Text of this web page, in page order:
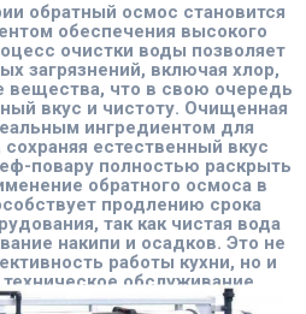
обратный осмос становится
обеспечения высокого
очистки воды позволяет
загрязнений, включая хлор,
вещества, что в свою очередь
вкус и чистоту. Очищенная
ингредиентом для
естественный вкус
повару полностью раскрыть
обратного осмоса в
продлению срока
так как чистая вода
накипи и осадков. Это не
работы кухни, но и
обслуживание